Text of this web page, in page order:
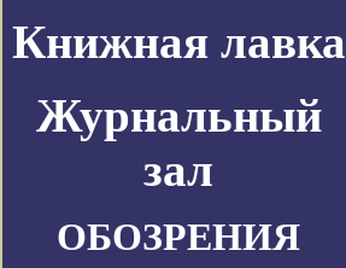
Книжная лавка
Журнальный
зал
ОБОЗРЕНИЯ